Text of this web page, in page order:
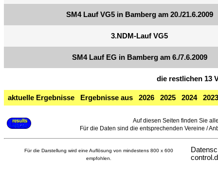
SM4 Lauf VG5 in Bamberg am 20./21.6.2009
3.NDM-Lauf VG5
SM4 Lauf EG in Bamberg am 6./7.6.2009
die restlichen 13
aktuelle Ergebnisse Ergebnisse aus 2026 2025 2024 2023
Auf diesen Seiten finden Sie
Für die Daten sind die entsprechenden Vereine /
Für die Darstellung wird eine Auflösung von mindestens 800 x 600
empfohlen.